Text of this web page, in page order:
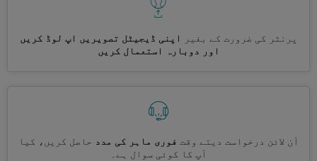
پرنٹر کی ضرورت کے بغیر
اپنی ڈیجیٹل تصویریں اپ لوڈ کریں
اور دوبارہ استعمال کریں
آن لائن درخواست دیتے وقت فوری ماہر کی مدد حاصل کریں، کیا
آپ کا کوئی سوال ہے۔